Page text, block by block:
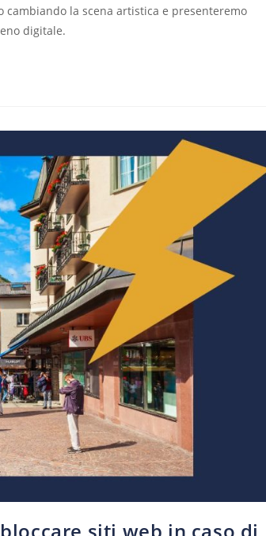
cambiando la scena artistica e presenteremo
digitale.
siti web in caso di